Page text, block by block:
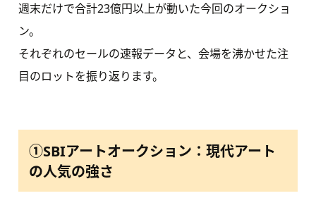
週末だけで合計23億円以上が動いた今回のオークショ
ン。
それぞれのセールの速報データと、会場を沸かせた注
目のロットを振り返ります。
①SBIアートオークション：現代アート
の人気の強さ